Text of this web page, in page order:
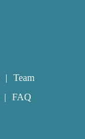
Team
FAQ